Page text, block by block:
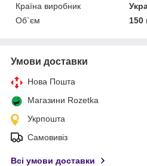
Країна виробник
Об`єм
150
Умови доставки
Нова Пошта
Магазини Rozetka
Укрпошта
Самовивіз
Всі умови доставки